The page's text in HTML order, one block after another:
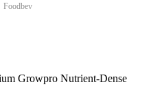
Growpro Nutrient-Dense